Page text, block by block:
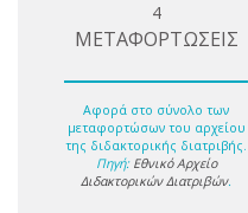
4
ΜΕΤΑΦΟΡΤΩΣΕΙΣ
Αφορά στο σύνολο των
μεταφορτώσων του αρχείου
της διδακτορικής διατριβής.
Πηγή: Εθνικό Αρχείο
Διδακτορικών Διατριβών.